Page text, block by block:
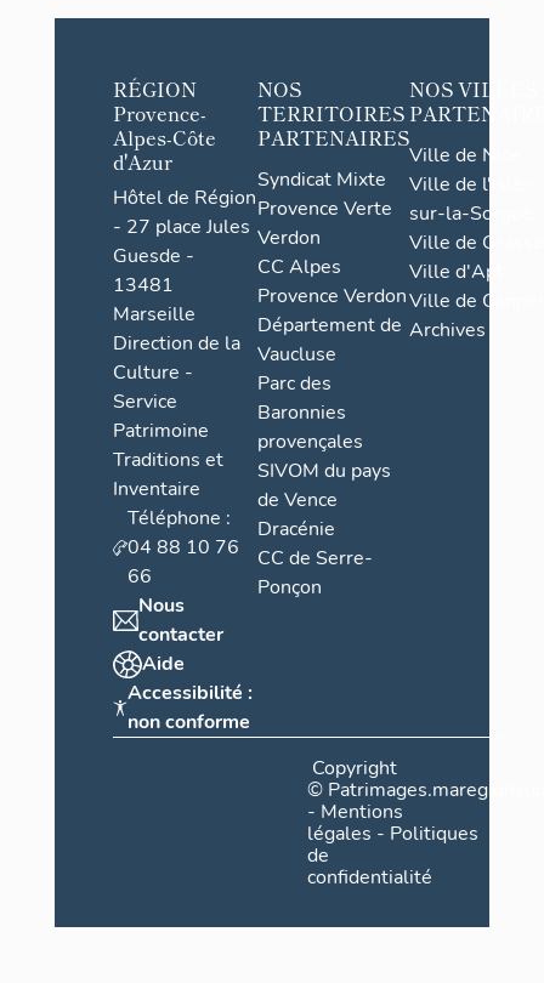
RÉGION
Provence-
Alpes-Côte
d'Azur
Hôtel de Région
- 27 place Jules
Guesde -
13481
Marseille
Direction de la
Culture -
Service
Patrimoine
Traditions et
Inventaire
Téléphone :
04 88 10 76
66
Nous
contacter
Aide
Accessibilité :
non conforme
NOS
TERRITOIRES
PARTENAIRES
Syndicat Mixte
Provence Verte
Verdon
CC Alpes
Provence Verdon
Département de
Vaucluse
Parc des
Baronnies
provençales
SIVOM du pays
de Vence
Dracénie
CC de Serre-
Ponçon
NOS VILLES
Ville de Nice
Ville de l'Isle-
sur-la-Sorgue
Ville de Grasse
Ville d'Apt
Ville de
Archives
Copyright
©
- Mentions
légales - Politiques
de
confidentialité